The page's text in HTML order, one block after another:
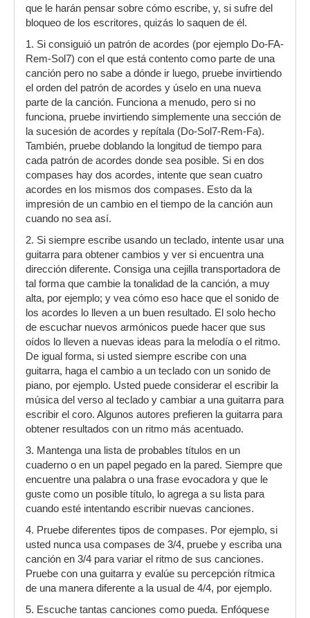
que le harán pensar sobre cómo escribe, y, si sufre del
bloqueo de los escritores, quizás lo saquen de él.
1. Si consiguió un patrón de acordes (por ejemplo Do-FA-
Rem-Sol7) con el que está contento como parte de una
canción pero no sabe a dónde ir luego, pruebe invirtiendo
el orden del patrón de acordes y úselo en una nueva
parte de la canción. Funciona a menudo, pero si no
funciona, pruebe invirtiendo simplemente una sección de
la sucesión de acordes y repítala (Do-Sol7-Rem-Fa).
También, pruebe doblando la longitud de tiempo para
cada patrón de acordes donde sea posible. Si en dos
compases hay dos acordes, intente que sean cuatro
acordes en los mismos dos compases. Esto da la
impresión de un cambio en el tiempo de la canción aun
cuando no sea así.
2. Si siempre escribe usando un teclado, intente usar una
guitarra para obtener cambios y ver si encuentra una
dirección diferente. Consiga una cejilla transportadora de
tal forma que cambie la tonalidad de la canción, a muy
alta, por ejemplo; y vea cómo eso hace que el sonido de
los acordes lo lleven a un buen resultado. El solo hecho
de escuchar nuevos armónicos puede hacer que sus
oídos lo lleven a nuevas ideas para la melodía o el ritmo.
De igual forma, si usted siempre escribe con una
guitarra, haga el cambio a un teclado con un sonido de
piano, por ejemplo. Usted puede considerar el escribir la
música del verso al teclado y cambiar a una guitarra para
escribir el coro. Algunos autores prefieren la guitarra para
obtener resultados con un ritmo más acentuado.
3. Mantenga una lista de probables títulos en un
cuaderno o en un papel pegado en la pared. Siempre que
encuentre una palabra o una frase evocadora y que le
guste como un posible título, lo agrega a su lista para
cuando esté intentando escribir nuevas canciones.
4. Pruebe diferentes tipos de compases. Por ejemplo, si
usted nunca usa compases de 3/4, pruebe y escriba una
canción en 3/4 para variar el ritmo de sus canciones.
Pruebe con una guitarra y evalúe su percepción rítmica
de una manera diferente a la usual de 4/4, por ejemplo.
5. Escuche tantas canciones como pueda. Enfóquese